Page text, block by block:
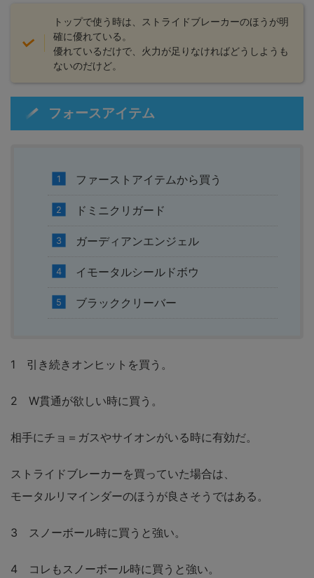
トップで使う時は、ストライドブレーカーのほうが明
確に優れている。
優れているだけで、火力が足りなければどうしようも
ないのだけど。
フォースアイテム
ファーストアイテムから買う
ドミニクリガード
ガーディアンエンジェル
イモータルシールドボウ
ブラッククリーバー
1 引き続きオンヒットを買う。
2 W貫通が欲しい時に買う。
相手にチョ＝ガスやサイオンがいる時に有効だ。
ストライドブレーカーを買っていた場合は、
モータルリマインダーのほうが良さそうではある。
3 スノーボール時に買うと強い。
4 コレもスノーボール時に買うと強い。